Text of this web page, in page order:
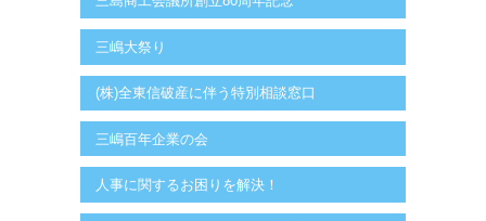
三嶋大祭り
(株)全東信破産に伴う特別相談窓口
三嶋百年企業の会
人事に関するお困りを解決！